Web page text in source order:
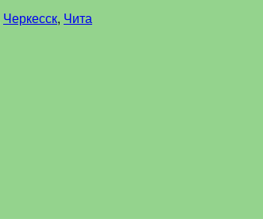
Черкесск, Чита